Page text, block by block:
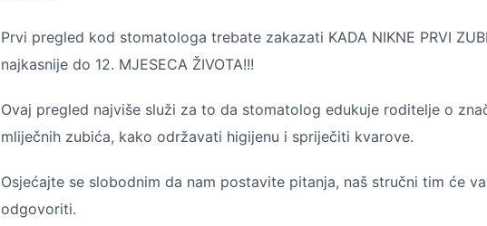
Prvi pregled kod stomatologa trebate zakazati KADA NIKNE PRVI
najkasnije do 12. MJESECA ŽIVOTA!!!
Ovaj pregled najviše služi za to da stomatolog edukuje roditelje o
mliječnih zubića, kako održavati higijenu i spriječiti kvarove.
Osjećajte se slobodnim da nam postavite pitanja, naš stručni tim će
odgovoriti.